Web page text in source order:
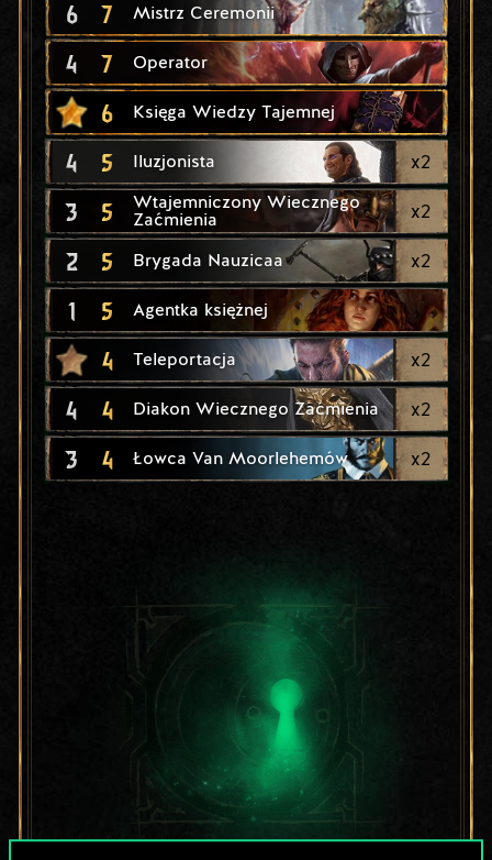
6 7 Mistrz Ceremonii
4 7 Operator
6 Księga Wiedzy Tajemnej
4 5 Iluzjonista x2
3 5
Wtajemniczony Wiecznego
Zaćmienia
x2
2 5 Brygada Nauzicaa x2
1 5 Agentka księżnej
4 Teleportacja x2
4 4 Diakon Wiecznego Zaćmienia x2
3 4 Łowca Van Moorlehemów x2